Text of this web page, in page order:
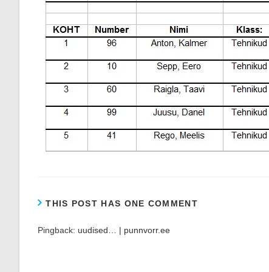
THIS POST HAS ONE COMMENT
Pingback: uudised… | punnvorr.ee